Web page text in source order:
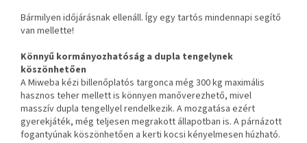
Bármilyen időjárásnak ellenáll. Így egy tartós mindennapi segítő
van mellette!
Könnyű kormányozhatóság a dupla tengelynek
köszönhetően
A Miweba kézi billenőplatós targonca még 300 kg maximális
hasznos teher mellett is könnyen manőverezhető, mivel
masszív dupla tengellyel rendelkezik. A mozgatása ezért
gyerekjáték, még teljesen megrakott állapotban is. A párnázott
fogantyúnak köszönhetően a kerti kocsi kényelmesen húzható.